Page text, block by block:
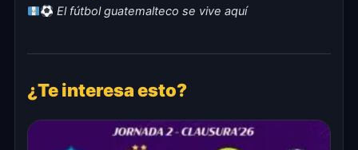
El fútbol guatemalteco se vive aquí
¿Te interesa esto?